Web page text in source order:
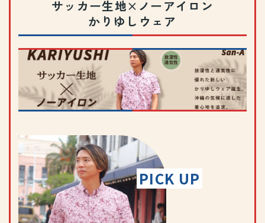
サッカー生地×ノーアイロン
かりゆしウェア
PICK UP